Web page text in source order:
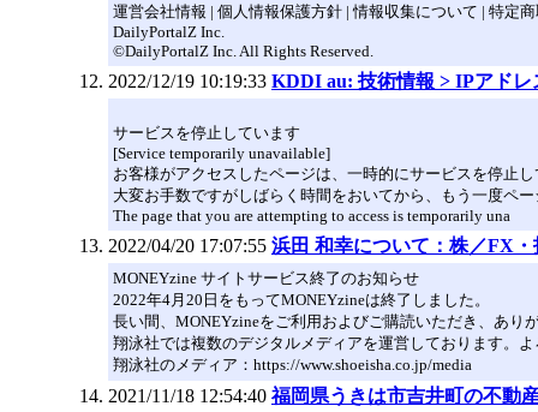
運営会社情報 | 個人情報保護方針 | 情報収集について | 特定
DailyPortalZ Inc.
©DailyPortalZ Inc. All Rights Reserved.
2022/12/19 10:19:33 KDDI au: 技術情報 > IPアドレ
サービスを停止しています
[Service temporarily unavailable]
お客様がアクセスしたページは、一時的にサービスを停止
大変お手数ですがしばらく時間をおいてから、もう一度ペ
The page that you are attempting to access is temporarily una
2022/04/20 17:07:55 浜田 和幸について：株／FX
MONEYzine サイトサービス終了のお知らせ
2022年4月20日をもってMONEYzineは終了しました。
長い間、MONEYzineをご利用およびご購読いただき、あり
翔泳社では複数のデジタルメディアを運営しております。
翔泳社のメディア：https://www.shoeisha.co.jp/media
2021/11/18 12:54:40 福岡県うきは市吉井町の不動